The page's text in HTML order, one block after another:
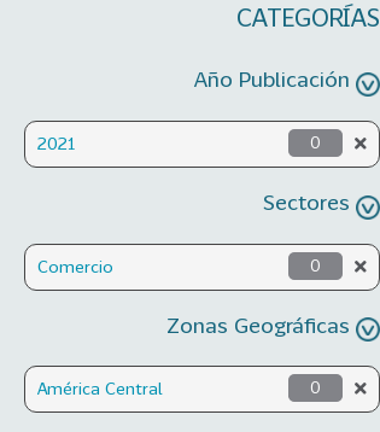
CATEGORÍAS
Año Publicación
2021 0
Sectores
Comercio 0
Zonas Geográficas
América Central 0